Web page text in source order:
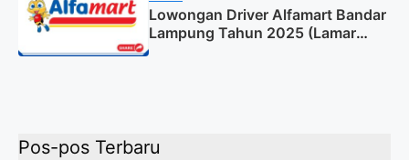
Lowongan Driver Alfamart Bandar
Lampung Tahun 2025 (Lamar
Sekarang)
Pos-pos Terbaru